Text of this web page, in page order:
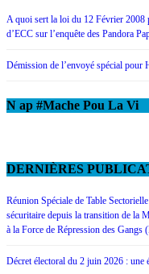
A quoi sert la loi du 12 Février 2008
d’ECC sur l’enquête des Pandora
Démission de l’envoyé spécial pour
N ap #Mache Pou La Vi
DERNIÈRES
Réunion Spéciale de Table
sécuritaire depuis la transition de la
à la Force de Répression des Gangs
Décret électoral du 2 juin 2026 : une